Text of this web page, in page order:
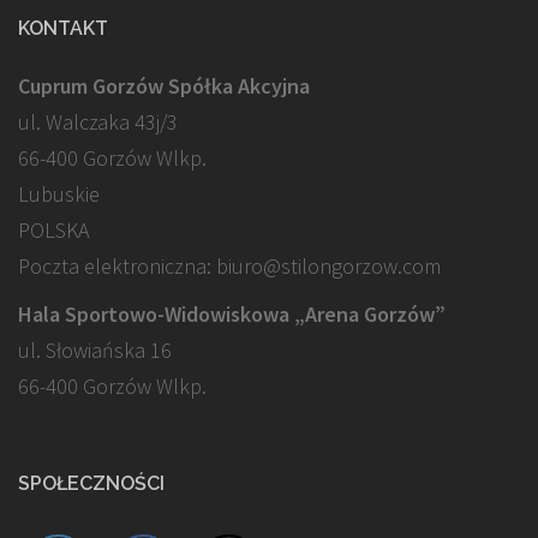
KONTAKT
Cuprum Gorzów Spółka Akcyjna
ul. Walczaka 43j/3
66-400 Gorzów Wlkp.
Lubuskie
POLSKA
Poczta elektroniczna: biuro@stilongorzow.com
Hala Sportowo-Widowiskowa „Arena Gorzów”
ul. Słowiańska 16
66-400 Gorzów Wlkp.
SPOŁECZNOŚCI